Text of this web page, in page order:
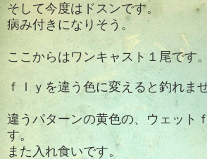
そして今度はドスンです。
病み付きになりそう。
ここからはワンキャスト１尾です。
ｆｌｙを違う色に変えると釣れませ
違うパターンの黄色の、 ウェット
す。
また入れ食いです。